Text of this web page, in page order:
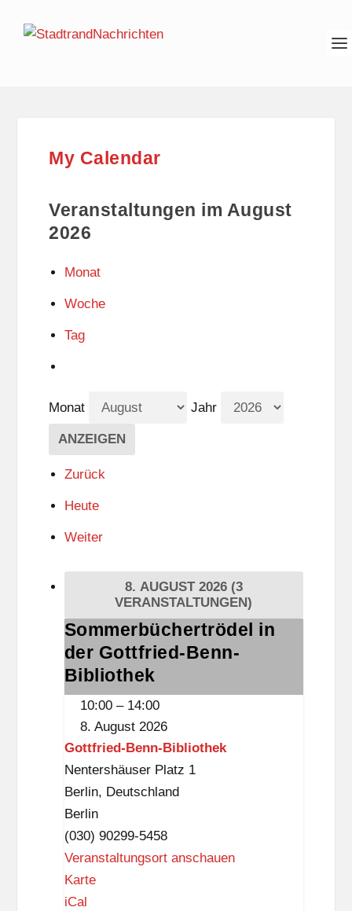
My Calendar
Veranstaltungen im August
2026
Monat
Woche
Tag
Monat Jahr
Zurück
Heute
Weiter
8. AUGUST 2026 (3
VERANSTALTUNGEN)
Sommerbüchertrödel
in
der
Gottfried-
Bibliothek
Sommerbüchertrödel in
der Gottfried-Benn-
Bibliothek
10:00 – 14:00
8. August 2026
Gottfried-Benn-Bibliothek
Nentershäuser Platz 1
Berlin, Deutschland
Berlin
(030) 90299-5458
Veranstaltungsort anschauen
KarteG
iCal